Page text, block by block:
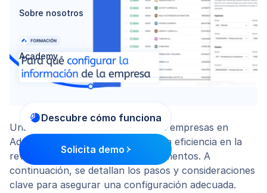
Sobre nosotros
Academy
Descubre cómo funciona
Solicita demo
Una correcta configuración de las empresas en
Adaral es esencial para optimizar la eficiencia en la
revisión y contabilización de documentos. A
continuación, se detallan los pasos y consideraciones
clave para asegurar una configuración adecuada.